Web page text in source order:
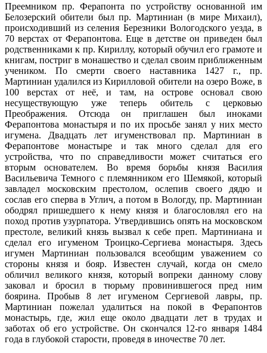
Преемником пр. Ферапонта по устройству основанной им
Белозерский обители был пр. Мартиниан (в мире Михаил),
происходивший из селения Березники Вологодского уезда, в
70 верстах от Ферапонтова. Еще в детстве он приведен был
родственниками к пр. Кириллу, который обучил его грамоте и
книгам, постриг в монашество и сделал своим приближенным
учеником. По смерти своего наставника 1427 г., пр.
Мартиниан удалился из Кирилловой обители на озеро Воже, в
100 верстах от неё, и там, на острове основал свою
несуществующую уже теперь обитель с церковью
Преображения. Отсюда он приглашен был иноками
Ферапонтова монастыря и по их просьбе занял у них место
игумена. Двадцать лет игуменствовал пр. Мартиниан в
Ферапонтове монастыре и так много сделал для его
устройства, что по справедливости может считаться его
вторым основателем. Во время борьбы князя Василия
Васильевича Темного с племянником его Шемякой, который
завладел московским престолом, ослепив своего дядю и
сослав его сперва в Углич, а потом в Вологду, пр. Мартиниан
ободрял пришедшего к нему князя и благословлял его на
поход против узурпатора. Утвердившись опять на московском
престоле, великий князь вызвал к себе преп. Мартиниана и
сделал его игуменом Троицко-Сергиева монастыря. Здесь
игумен Мартиниан пользовался всеобщим уважением со
стороны князя и бояр. Известен случай, когда он смело
обличил великого князя, который вопреки данному слову
заковал и бросил в тюрьму провинившегося пред ним
боярина. Пробыв 8 лет игуменом Сергиевой лавры, пр.
Мартиниан пожелал удалиться на покой в Ферапонтов
монастырь, где, жил еще около двадцати лет в трудах и
заботах об его устройстве. Он скончался 12-го января 1484
года в глубокой старости, проведя в иночестве 70 лет.